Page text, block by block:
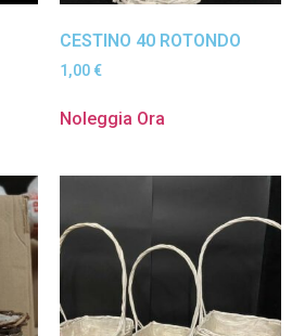
CESTINO 40 ROTONDO
1,00 €
Noleggia Ora